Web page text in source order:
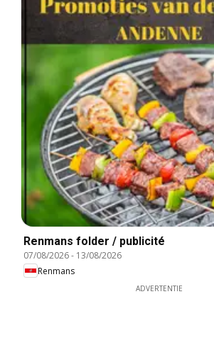
Renmans folder / publicité
07/08/2026- 13/08/2026
Renmans
ADVERTENTIE